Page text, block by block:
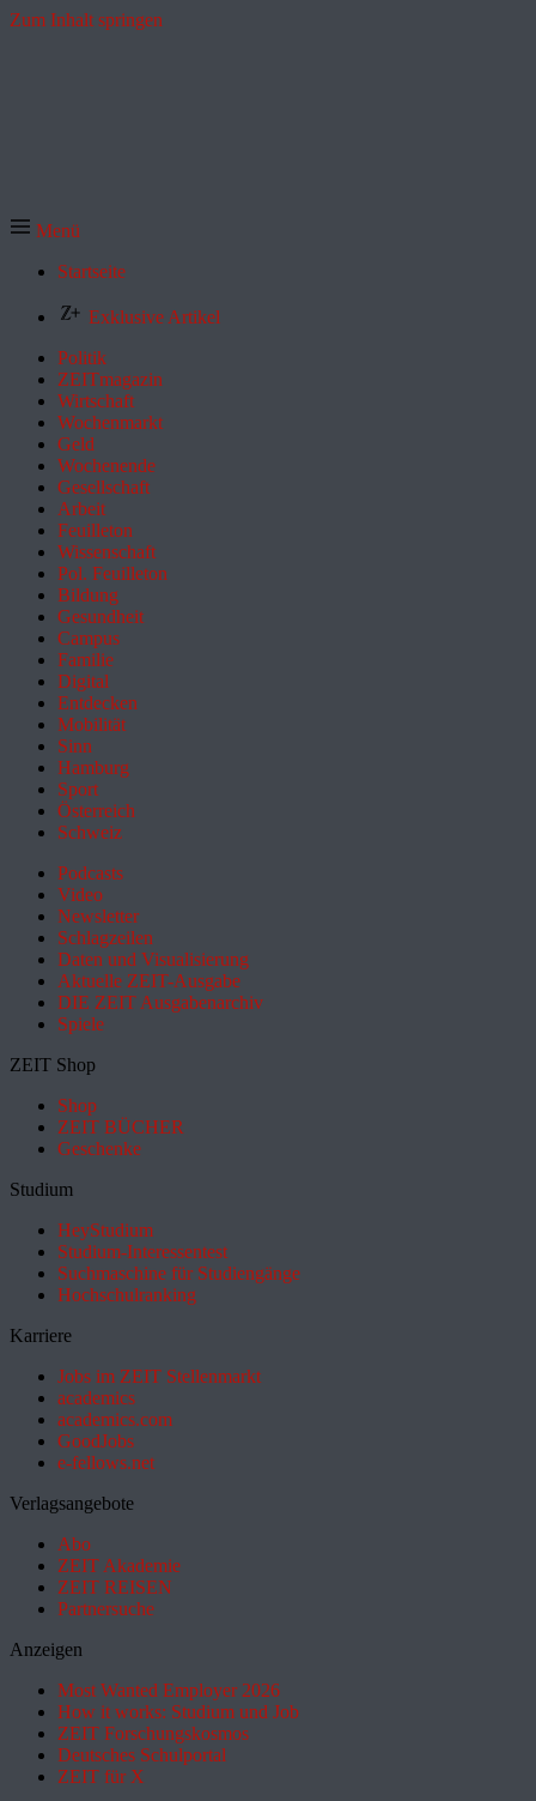
Zum Inhalt springen
Menü
Startseite
Exklusive Artikel
Politik
ZEITmagazin
Wirtschaft
Wochenmarkt
Geld
Wochenende
Gesellschaft
Arbeit
Feuilleton
Wissenschaft
Pol. Feuilleton
Bildung
Gesundheit
Campus
Familie
Digital
Entdecken
Mobilität
Sinn
Hamburg
Sport
Österreich
Schweiz
Podcasts
Video
Newsletter
Schlagzeilen
Daten und Visualisierung
Aktuelle ZEIT-Ausgabe
DIE ZEIT Ausgabenarchiv
Spiele
ZEIT Shop
Shop
ZEIT BÜCHER
Geschenke
Studium
HeyStudium
Studium-Interessentest
Suchmaschine für Studiengänge
Hochschulranking
Karriere
Jobs im ZEIT Stellenmarkt
academics
academics.com
GoodJobs
e-fellows.net
Verlagsangebote
Abo
ZEIT Akademie
ZEIT REISEN
Partnersuche
Anzeigen
Most Wanted Employer 2026
How it works: Studium und Job
ZEIT Forschungskosmos
Deutsches Schulportal
ZEIT für X